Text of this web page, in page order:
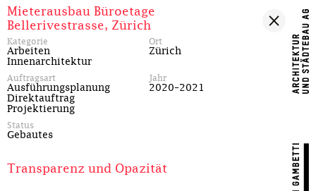
Mieterausbau Büroetage
Bellerivestrasse, Zürich
Kategorie
Arbeiten
Innenarchitektur
Ort
Zürich
Auftragsart
Ausführungsplanung
Direktauftrag
Projektierung
Jahr
2020–2021
Status
Gebautes
Transparenz und Opazität